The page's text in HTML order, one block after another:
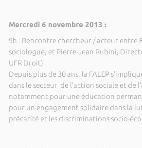
Mercredi 6 novembre 2013 :
9h : Rencontre chercheur / acteur entre
sociologue, et Pierre-Jean Rubini,
UFR Droit)
Depuis plus de 30 ans, la FALEP
dans le secteur de l’action sociale et de
notamment pour une éducation
pour un engagement solidaire dans la
précarité et les discriminations socio-